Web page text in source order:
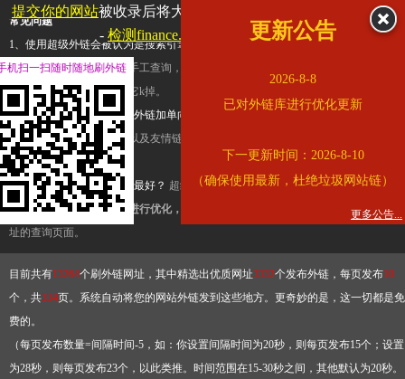
常见问题
1、使用超级外链会被认为是搜索引擎优化作弊吗？ 超级外链只是一个简便而集成
查询工具，模拟的是正常手工查询，不是作弊。如果是作弊，那您可以使用超级外
推广竞争对手的网址，让它k掉。
2、网站优化单纯依靠超级外链加单向链接可行吗？
链，需要结合普通的外链以及友情链接，您可以到站长论坛发布外链，到友情链接
台交换友情链接。
3、如何使用超级外链效果最好？ 超级外链不同于普通的外链，它是动态的链接，
有频繁使用超级外链工具进行优化，才能获得稳定的外链
，最终使搜索引擎收录带
址的查询页面。
目前共有13264个刷外链网址，其中精选出优质网址3332个发布外链，每页发布10
个，共334页。系统自动将您的网站外链发到这些地方。更奇妙的是，这一切都是免
费的。
（每页发布数量=间隔时间-5，如：你设置间隔时间为20秒，则每页发布15个；设置
为28秒，则每页发布23个，以此类推。时间范围在15-30秒之间，其他默认为20秒
提交你的网站被收录后将大幅提升流量和外链，
查看展示页面
- 检测finance.ifeng.com是否收录
更新公告
2026-8-8
已对外链库进行优化更新
下一更新时间：2026-8-10
（确保使用最新，杜绝垃圾网站链）
更多公告...
机扫一扫随时随地刷外链